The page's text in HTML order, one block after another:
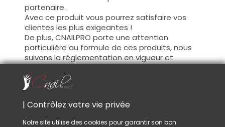
partenaire.
Avec ce produit vous pourrez satisfaire vos
clientes les plus exigeantes !
De plus, CNAILPRO porte une attention
particulière au formule de ces produits, nous
suivons la réglementation en vigueur et
garantissons la conformité de nos produits.
Ceci pour garantir une sécurité d'utilisation
optimale.
| Contrôlez votre vie privée
Notre site utilise des cookies pour garantir son bon